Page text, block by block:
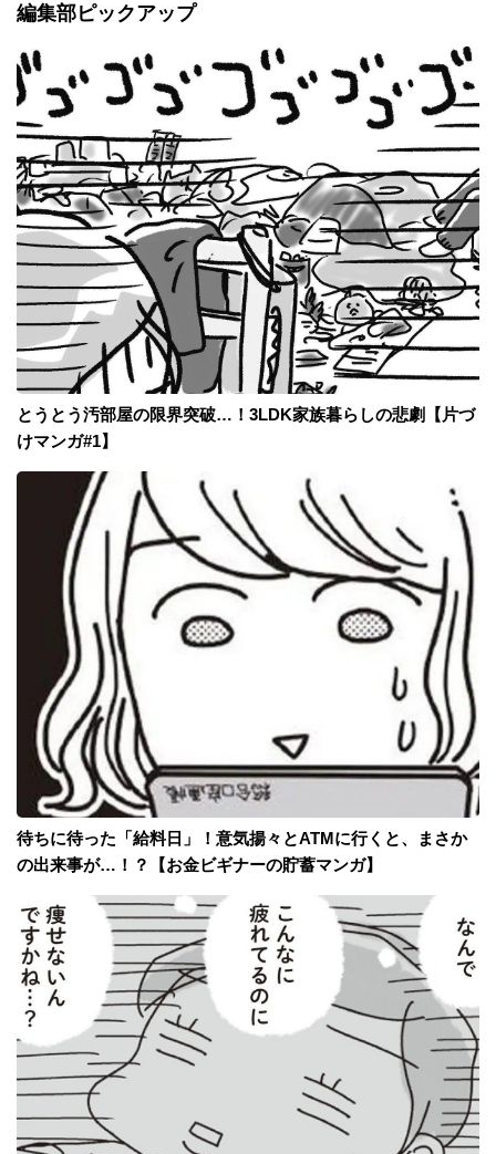
編集部ピックアップ
とうとう汚部屋の限界突破…！3LDK家族暮らしの悲劇【片づ
けマンガ#1】
待ちに待った「給料日」！意気揚々とATMに行くと、まさか
の出来事が…！？【お金ビギナーの貯蓄マンガ】